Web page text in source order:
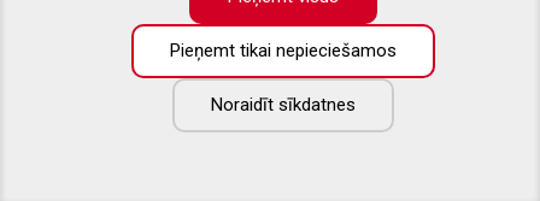
Preču katalogā pieejama tikai daļa no piedāvāto preču apjoma. Ja
nesanāk atrast interesējošo aprīkojumu savam pikapam - droši
zvaniet, vai rakstiet uz e-pastu. Labprāt sniegsim konsultāciju un
izveidosim Jūsu vēlmēm atbilstošu individuālu piedāvājumu.
Pieņemt tikai nepieciešamos
Noraidīt sīkdatnes